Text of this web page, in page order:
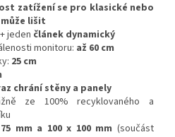
zatížení se pro klasické nebo
lišit
jeden článek dynamický
monitoru: až 60 cm
25 cm
chrání stěny a panely
ze 100% recyklovaného a
mm a 100 x 100 mm (součást